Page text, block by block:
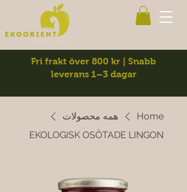
Fri frakt över 800 kr | Snabb
leverans 1–3 dagar
Home
همه محصولات
EKOLOGISK OSÖTADE LINGON